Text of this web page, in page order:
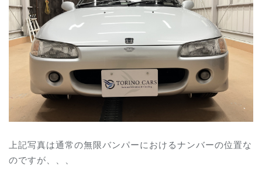
上記写真は通常の無限バンパーにおけるナンバーの位置な
のですが、、、